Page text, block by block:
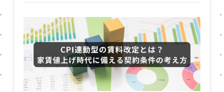
貸借契約は、原則として「使用権資産」
と「リース負債」として貸借対照表
（BS）に計上されます。 強制適用の対象
は主に上場企業で、すべてのスタートア
ップや中小企業には直ちに影響が及ぶわ
けではありません。しかし、オフィスの
契約期間や条件の違いが将来的に…